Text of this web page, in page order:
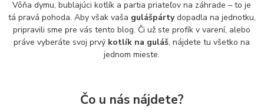
Vôňa dymu, bublajúci kotlík a partia priateľov na záhrade – to je
tá pravá pohoda. Aby však vaša gulášpártydopadla na jednotku,
pripravili sme pre vás tento blog. Či už ste profík v varení, alebo
práve vyberáte svoj prvý kotlík na guláš, nájdete tu všetko na
jednom mieste.
Čo u nás nájdete?